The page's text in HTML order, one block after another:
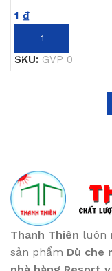
1 ₫
THÊM VÀO GIỎ
SKU: GVP 0
Thanh Thiên luôn
sản phẩm Dù che